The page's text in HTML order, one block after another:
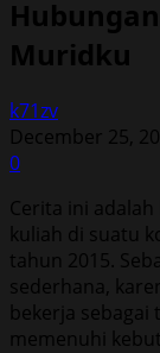
Muridku
k71zv
December 25,
0
Cerita ini
kuliah di suatu
tahun 2015.
sederhana,
bekerja
memenuhi